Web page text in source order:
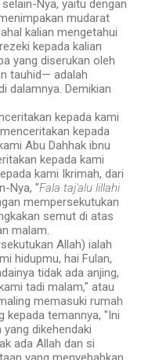
Nya, yaitu dengan
mudarat
kalian mengetahui
kepada kalian
yang diserukan oleh
tauhid— adalah
dalamnya. Demikian
kepada kami
kepada
Abu Dahhak ibnu
kepada kami
kami Ikrimah, dari
Nya, "Fala taj'alu lillahi
mempersekutukan
semut di atas
malam.
Allah) ialah
hidupmu, hai Fulan,
tidak ada anjing,
tadi malam," atau
memasuki rumah
kepada temannya, "Ini
dikehendaki
ada Allah dan si